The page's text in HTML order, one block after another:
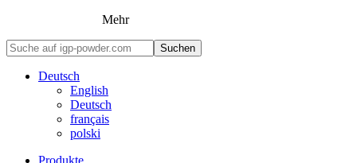
Mehr
Suchen
Deutsch
English
Deutsch
français
polski
Produkte